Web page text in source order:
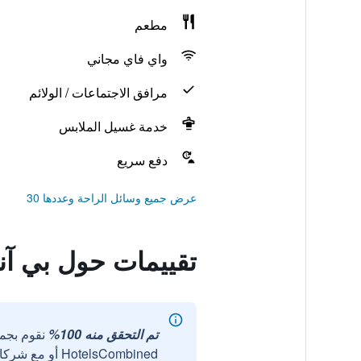
مطعم
واي فاي مجاني
مرافق الاجتماعات / الولائم
خدمة غسيل الملابس
دفع سريع
عرض جميع وسائل الراحة وعددها 30
تقييمات حول بي
تم التحقق منه 100%
نقوم
HotelsCombined أو مع شركائنا الخارجيين الموثوقين.